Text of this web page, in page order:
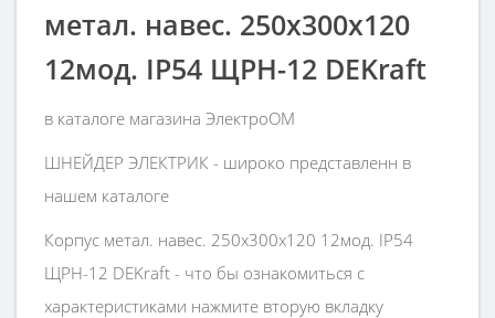
метал. навес. 250х300х120
12мод. IP54 ЩРН-12 DEKraft
в каталоге магазина ЭлектроОМ
ШНЕЙДЕР ЭЛЕКТРИК - широко представленн в
нашем каталоге
Корпус метал. навес. 250х300х120 12мод. IP54
ЩРН-12 DEKraft - что бы ознакомиться с
характеристиками нажмите вторую вкладку